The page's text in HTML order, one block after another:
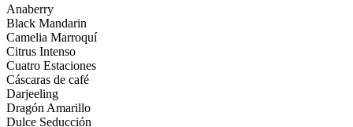
Anaberry
Black Mandarin
Camelia Marroquí
Citrus Intenso
Cuatro Estaciones
Cáscaras de café
Darjeeling
Dragón Amarillo
Dulce Seducción